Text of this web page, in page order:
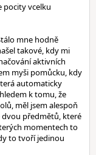
pocity vcelku
mne hodně
takové, kdy mi
aktivních
myši pomůcku, kdy
automaticky
k tomu, že
měl jsem alespoň
dvou předmětů, které
momentech to
to tvoří jedinou